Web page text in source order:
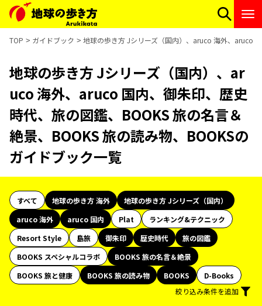
TOP ガイドブック 地球の歩き方 Jシリーズ（国内）、aruco 海外、aruco
地球の歩き方 Jシリーズ（国内）、ar
uco 海外、aruco 国内、御朱印、歴史
時代、旅の図鑑、BOOKS 旅の名言＆
絶景、BOOKS 旅の読み物、BOOKSの
ガイドブック一覧
すべて 地球の歩き方 海外
地球の歩き方 Jシリーズ（国内）
aruco 海外
aruco 国内 Plat
ランキング&テクニック
Resort Style
島旅 御朱印 歴史時代
旅の図鑑
BOOKS スペシャルコラボ
BOOKS 旅の名言＆絶景
BOOKS 旅と健康
BOOKS 旅の読み物 BOOKS
D-Books
絞り込み条件を追加